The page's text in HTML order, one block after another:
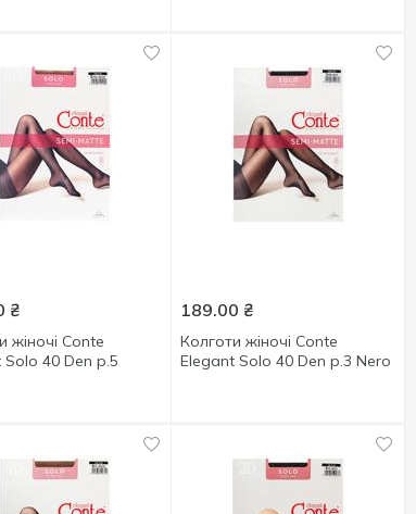
₴
жіночі Conte
Solo 40 Den р.5
189.00 ₴
Колготи жіночі Conte
Elegant Solo 40 Den р.3 Nero